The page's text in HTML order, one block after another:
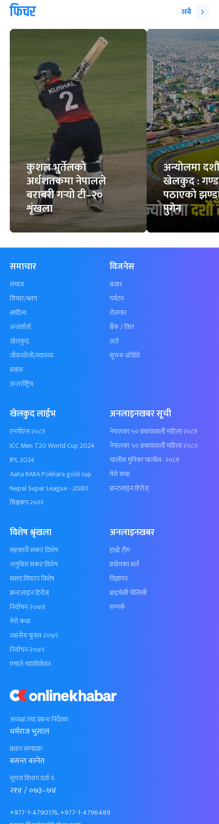
फिचर सबै
कुशल भुर्तेलको
अर्धशतकमा नेपालले
बराबरी गर्‍यो टी–२०
शृंखला
अन्योलमा दशौँ
खेलकुद :
पठाएको
पुगेन
अध्यक्ष तथा प्रबन्ध निर्देशक:
धर्मराज भुसाल
प्रधान सम्पादक:
बसन्त बस्नेत
सूचना विभाग दर्ता नं.
२१४ / ०७३–७४
+977-1-4790176, +977-1-4796489
समाचार
समाज
विचार/ब्लग
साहित्य
अन्तर्वार्ता
खेलकुद़़
जीवनशैली/स्वास्थ्य
प्रवास
अन्तर्राष्ट्रिय
विजनेस
बजार
पर्यटन
रोजगार
बैँक / वित्त
अटो
सूचना-प्रविधि
खेलकुद लाईभ
एनपीएल २०८१
ICC Men T20 World Cup 2024
IPL 2024
Aaha RARA Pokhara gold cup
Nepal Super League - 2080
विश्वकप २०२२
अनलाइनखबर सूची
नेपालका ५० प्रभावशाली महिला २०८१
नेपालका ५० प्रभावशाली महिला २०८०
चालीस मुनिका चालीस- २०८१
मेरो कथा
फ्रन्टलाइन हिरोज्
विशेष श्रृंखला
सहकारी संकट विशेष
लगुबित्त संकट विशेष
संसद विघटन विशेष
फ्रन्टलाइन हिरोज्
निर्वाचन २०७४
मेरो कथा
स्थानीय चुनाव २०७९
निर्वाचन २०७९
एमाले महाधिवेशन
अनलाइनखबर
हाम्रो टीम
प्रयोगका सर्त
विज्ञापन
प्राइभेसी पोलिसी
सम्पर्क